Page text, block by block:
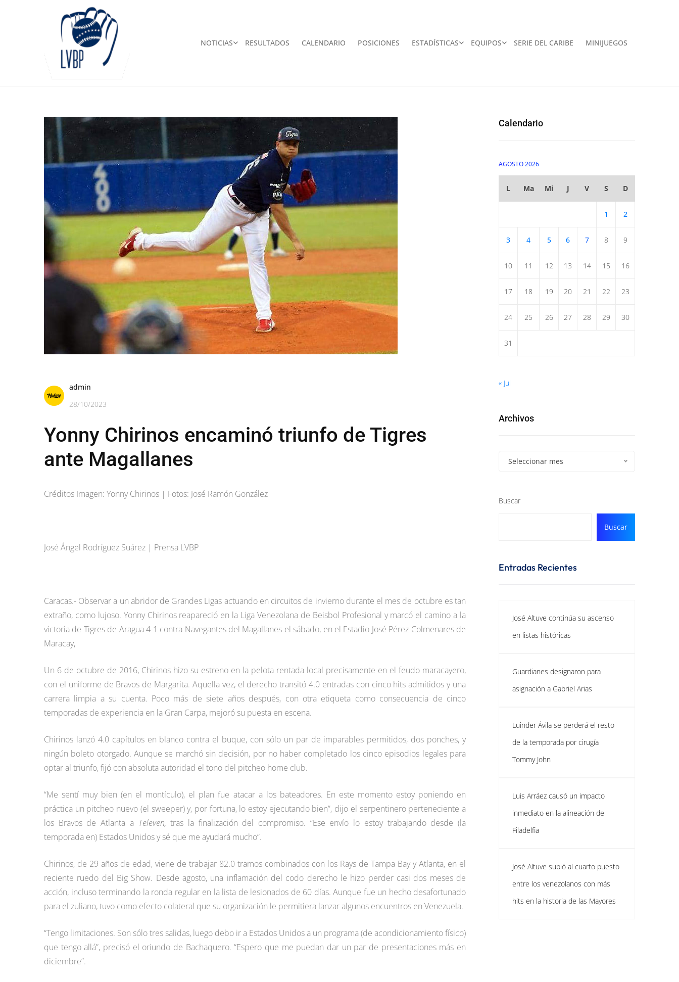
NOTICIAS RESULTADOS CALENDARIO POSICIONES ESTADÍSTICAS EQUIPOS SERIE DEL CARIBE MINIJUEGOS
admin
28/10/2023
Yonny Chirinos encaminó triunfo de Tigres
ante Magallanes
Créditos Imagen: Yonny Chirinos | Fotos: José Ramón González
José Ángel Rodríguez Suárez | Prensa LVBP
Caracas.- Observar a un abridor de Grandes Ligas actuando en circuitos de invierno durante el mes de octubre es tan
extraño, como lujoso. Yonny Chirinos reapareció en la Liga Venezolana de Beisbol Profesional y marcó el camino a la
victoria de Tigres de Aragua 4-1 contra Navegantes del Magallanes el sábado, en el Estadio José Pérez Colmenares de
Maracay,
Un 6 de octubre de 2016, Chirinos hizo su estreno en la pelota rentada local precisamente en el feudo maracayero,
con el uniforme de Bravos de Margarita. Aquella vez, el derecho transitó 4.0 entradas con cinco hits admitidos y una
carrera limpia a su cuenta. Poco más de siete años después, con otra etiqueta como consecuencia de cinco
temporadas de experiencia en la Gran Carpa, mejoró su puesta en escena.
Chirinos lanzó 4.0 capítulos en blanco contra el buque, con sólo un par de imparables permitidos, dos ponches, y
ningún boleto otorgado. Aunque se marchó sin decisión, por no haber completado los cinco episodios legales para
optar al triunfo, fijó con absoluta autoridad el tono del pitcheo home club.
“Me sentí muy bien (en el montículo), el plan fue atacar a los bateadores. En este momento estoy poniendo en
práctica un pitcheo nuevo (el sweeper) y, por fortuna, lo estoy ejecutando bien”, dijo el serpentinero perteneciente a
los Bravos de Atlanta a Televen,tras la finalización del compromiso. “Ese envío lo estoy trabajando desde (la
temporada en) Estados Unidos y sé que me ayudará mucho”.
Chirinos, de 29 años de edad, viene de trabajar 82.0 tramos combinados con los Rays de Tampa Bay y Atlanta, en el
reciente ruedo del Big Show. Desde agosto, una inflamación del codo derecho le hizo perder casi dos meses de
acción, incluso terminando la ronda regular en la lista de lesionados de 60 días. Aunque fue un hecho desafortunado
para el zuliano, tuvo como efecto colateral que su organización le permitiera lanzar algunos encuentros en Venezuela.
“Tengo limitaciones. Son sólo tres salidas, luego debo ir a Estados Unidos a un programa (de acondicionamiento físico)
que tengo allá”, precisó el oriundo de Bachaquero. “Espero que me puedan dar un par de presentaciones más en
diciembre”.
Calendario
AGOSTO 2026
L Ma Mi J V S D
1 2
3 4 5 6 7 8 9
10 11 12 13 14 15 16
17 18 19 20 21 22 23
24 25 26 27 28 29 30
31
« Jul
Archivos
Seleccionar mes
Buscar
Buscar
Entradas Recientes
José Altuve continúa su ascenso
en listas históricas
Guardianes designaron para
asignación a Gabriel Arias
Luinder Ávila se perderá el resto
de la temporada por cirugía
Tommy John
Luis Arráez causó un impacto
inmediato en la alineación de
Filadelfia
José Altuve subió al cuarto puesto
entre los venezolanos con más
hits en la historia de las Mayores